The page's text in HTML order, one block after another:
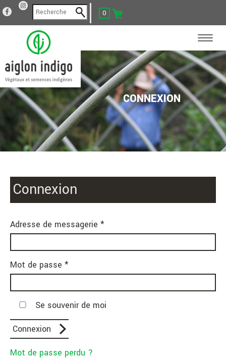
0
CONNEXION
Connexion
Adresse de messagerie *
Mot de passe *
Se souvenir de moi
Mot de passe perdu ?